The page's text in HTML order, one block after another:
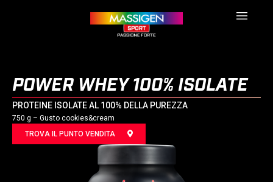
POWER WHEY 100% ISOLATE
PROTEINE ISOLATE AL 100% DELLA PUREZZA
750 g – Gusto cookies&cream
TROVA IL PUNTO VENDITA